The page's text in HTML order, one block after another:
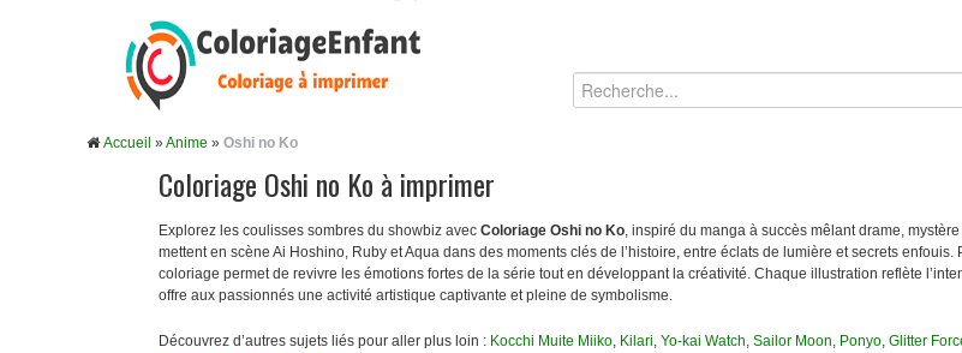
Accueil »Anime » Oshi no Ko
Coloriage Oshi no Ko à imprimer
Explorez les coulisses sombres du showbiz avec Coloriage Oshi no Ko, inspiré du manga à succès mêlant drame,
mettent en scène Ai Hoshino, Ruby et Aqua dans des moments clés de l’histoire, entre éclats de lumière et secrets enfouis.
coloriage permet de revivre les émotions fortes de la série tout en développant la créativité. Chaque illustration reflète
offre aux passionnés une activité artistique captivante et pleine de symbolisme.
Découvrez d’autres sujets liés pour aller plus loin : Kocchi Muite Miiko, Kilari, Yo-kai Watch, Sailor Moon, Ponyo, Glitter